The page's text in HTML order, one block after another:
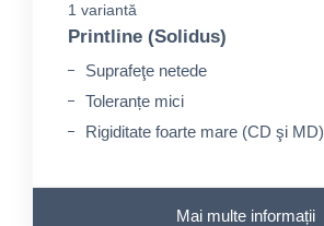
1 variantă
Printline (Solidus)
Suprafeţe netede
Toleranțe mici
Rigiditate foarte mare (CD şi MD)
Mai multe informații